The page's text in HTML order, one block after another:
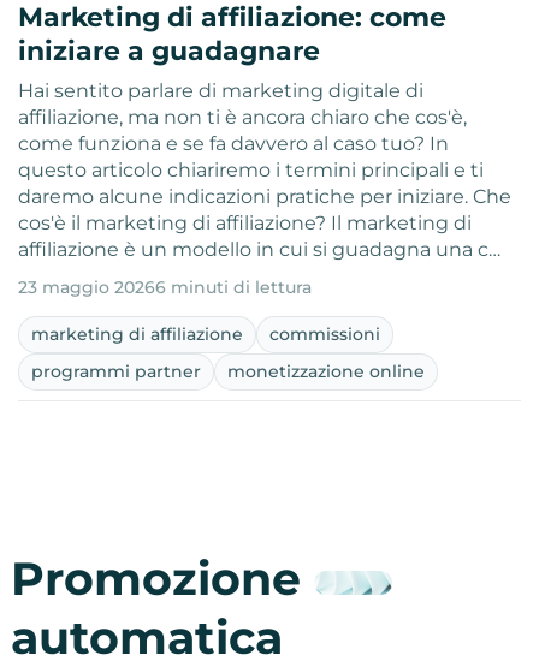
Marketing di affiliazione: come
iniziare a guadagnare
Hai sentito parlare di marketing digitale di
affiliazione, ma non ti è ancora chiaro che cos'è,
come funziona e se fa davvero al caso tuo? In
questo articolo chiariremo i termini principali e ti
daremo alcune indicazioni pratiche per iniziare. Che
cos'è il marketing di affiliazione? Il marketing di
affiliazione è un modello in cui si guadagna una c…
23 maggio 20266 minuti di lettura
marketing di affiliazione
commissioni
programmi partner
monetizzazione online
Promozione
automatica